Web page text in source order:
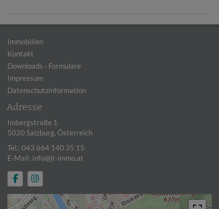
Immobilien
Kontakt
Downloads - Formulare
Impressum
Datenschutzinformation
Adresse
Imbergstraße 1
5020 Salzburg, Österreich
Tel.: 043 664 140 35 15
E-Mail: info@jt-immo.at